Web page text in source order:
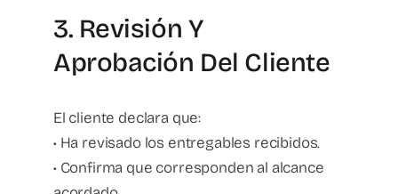
3. Revisión Y
Aprobación Del Cliente
El cliente declara que:
• Ha revisado los entregables recibidos.
• Confirma que corresponden al alcance